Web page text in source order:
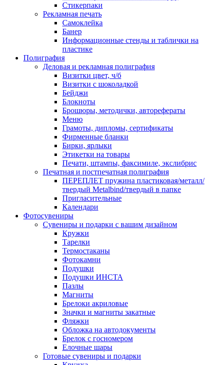
Стикерпаки
Рекламная печать
Самоклейка
Банер
Информационные стенды и таблички на
пластике
Полиграфия
Деловая и рекламная полиграфия
Визитки цвет, ч/б
Визитки с шоколадкой
Бейджи
Блокноты
Брошюры, методички, авторефераты
Меню
Грамоты, дипломы, сертификаты
Фирменные бланки
Бирки, ярлыки
Этикетки на товары
Печати, штампы, факсимиле, экслибрис
Печатная и постпечатная полиграфия
ПЕРЕПЛЕТ пружина пластиковая/металл/
твердый Metalbind/твердый в папке
Пригласительные
Календари
Фотосувениры
Сувениры и подарки с вашим дизайном
Кружки
Тарелки
Термостаканы
Фотокамни
Подушки
Подушки ИНСТА
Пазлы
Магниты
Брелоки акриловые
Значки и магниты закатные
Фляжки
Обложка на автодокументы
Брелок с госномером
Елочные шары
Готовые сувениры и подарки